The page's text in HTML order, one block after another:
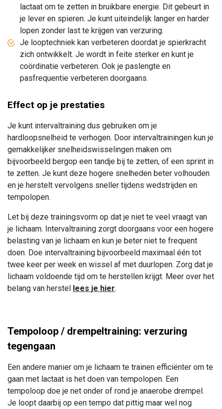
lactaat om te zetten in bruikbare energie. Dit gebeurt in
je lever en spieren. Je kunt uiteindelijk langer en harder
lopen zonder last te krijgen van verzuring.
Je looptechniek kan verbeteren doordat je spierkracht
zich ontwikkelt. Je wordt in feite sterker en kunt je
coördinatie verbeteren. Ook je paslengte en
pasfrequentie verbeteren doorgaans.
Effect op je prestaties
Je kunt intervaltraining dus gebruiken om je
hardloopsnelheid te verhogen. Door intervaltrainingen kun je
gemakkelijker snelheidswisselingen maken om
bijvoorbeeld bergop een tandje bij te zetten, of een sprint in
te zetten. Je kunt deze hogere snelheden beter volhouden
en je herstelt vervolgens sneller tijdens wedstrijden en
tempolopen.
Let bij deze trainingsvorm op dat je niet te veel vraagt van
je lichaam. Intervaltraining zorgt doorgaans voor een hogere
belasting van je lichaam en kun je beter niet te frequent
doen. Doe intervaltraining bijvoorbeeld maximaal één tot
twee keer per week en wissel af met duurlopen. Zorg dat je
lichaam voldoende tijd om te herstellen krijgt. Meer over het
belang van herstel lees je hier.
Tempoloop / drempeltraining: verzuring
tegengaan
Een andere manier om je lichaam te trainen efficiënter om te
gaan met lactaat is het doen van tempolopen. Een
tempoloop doe je net onder of rond je anaerobe drempel.
Je loopt daarbij op een tempo dat pittig maar wel nog